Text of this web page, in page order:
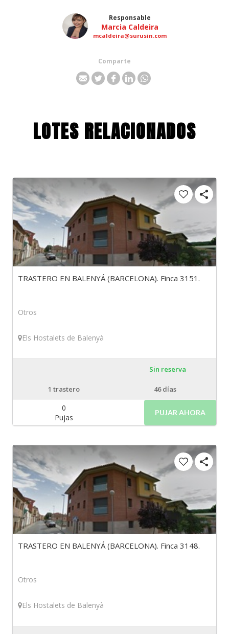
Responsable
Marcia Caldeira
mcaldeira@surusin.com
Comparte
LOTES RELACIONADOS
TRASTERO EN BALENYÁ (BARCELONA). Finca 3151.
Otros
Els Hostalets de Balenyà
Sin reserva
1 trastero 46 días
0
Pujas
PUJAR AHORA
TRASTERO EN BALENYÁ (BARCELONA). Finca 3148.
Otros
Els Hostalets de Balenyà